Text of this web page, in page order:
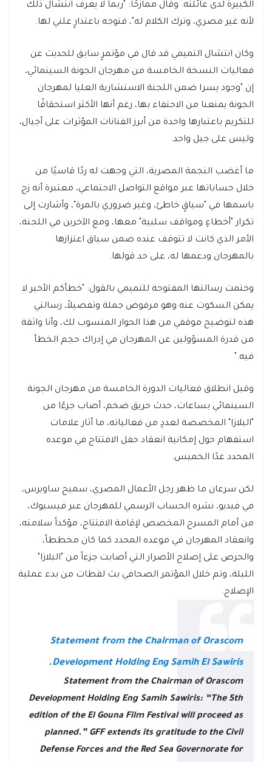
الكبيرة لدى عائلته. وقال ممازحًا: "ربما لا يعرف انتشال ذلك
لأنه غير مصري، وترك الكلام له"، فتوجه باعتذارٍ علني لها.
وكان انتشال التميمي قد قال في مؤتمرٍ سابق للحديث عن
فعاليات النسخة الخامسة من مهرجان الجونة السينمائي،
إن "وجود يسرا ضمن اللجنة الاستشارية العليا لمهرجان
الجونة يمنعنا من الاحتفاء بها، رغم أنها الأكثر استحقاقًا
للتكريم باعتبارها واحدة من أبرز الفنانات المؤثرات على أجيال،
وليس على جيل واحد.
ما أغضب النجمة المصرية، التي وجهت له ردًا قاسيًا من
خلال حساباتها عبر مواقع التواصل الاجتماعي، معتبرة أنه زج
باسمها في "سياقٍ خاطئ، وغير ضروري بالمرة"، وأشارت إلى
تكرار "أخطاءٍ ومواقف سلبية" معها، ومع الآخرين في اللجنة،
الأمر الذي كانت لا تتوقف عنده ضمن سياق اعتزازها
بالمهرجان ودعمها له، على حد قولها.
وختمت رسالتها المفتوحة للتميمي بالقول: "خطأكم الأخير لا
يمكن السكوت عنه وهو مرفوض جملة وتفصيلاً، رسالتي
هذه لتوضيح موقفي من هذا الحوار المنسوب لك، وأنا واثقة
من قدرة المسؤولين عن المهرجان في إدراك حجم الخطأ
فيه."
وقبل انطلاق فعاليات الدورة الخامسة من مهرجان الجونة
السينمائي بساعات، حدث حريق ضخم، أصاب جزءًا من
"البلازا" المخصصة لعددٍ من فعالياته، ما أثار علامات
استفهام حول إمكانية انعقاد حفل الافتتاح في موعده
المحدد غدًا الخميس.
لكن سرعان ما ظهر رجل الأعمال المصري، سميح ساويرس،
في فيديو، نشره الحساب الرسمي للمهرجان عبر فيسبوك،
من أمام المسرح المخصص لإقامة الافتتاح، مؤكداً سلامته،
وانعقاد المهرجان في موعده المحدد كما كان مخططاً،
والحرص على إصلاح الأضرار التي أصابت جزءاً من "البلازا"
الليلة، وتم خلال المؤتمر الصحافي بث لقطات من بدء عملية
الإصلاح.
Statement from the Chairman of Orascom
Development Holding Eng Samih El Sawiris.
Statement from the Chairman of Orascom
Development Holding Eng Samih Sawiris: “The 5th
edition of the El Gouna Film Festival will proceed as
planned.” GFF extends its gratitude to the Civil
Defense Forces and the Red Sea Governorate for